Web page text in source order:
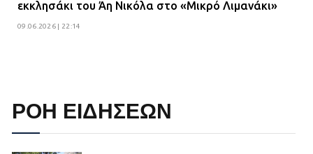
εκκλησάκι του Άη Νικόλα στο «Μικρό Λιμανάκι»
09.06.2026 | 22:14
ΡΟΗ ΕΙΔΗΣΕΩΝ